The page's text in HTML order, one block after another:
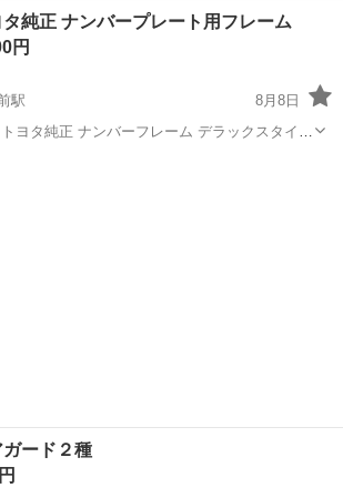
県庁前駅 メンテナンス用品
タ純正 ナンバープレート用フレーム
円
駅
8月8日
トヨタ純正 ナンバーフレーム デラックスタイプ
ガード２種